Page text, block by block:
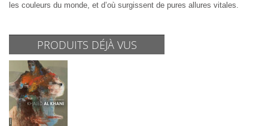
les couleurs du monde, et d’où surgissent de pures allures vitales.
PRODUITS DÉJÀ VUS